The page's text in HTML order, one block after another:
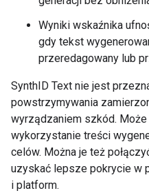
Wyniki wskaźnika
gdy tekst
przeredagowany lub
SynthID Text nie jest
powstrzymywania
wyrządzaniem szkód. Może
wykorzystanie treści
celów. Można je też
uzyskać lepsze pokrycie w
i platform.